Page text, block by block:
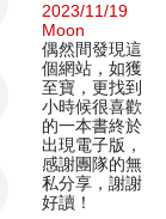
2023/11/19
Moon
偶然間發現這
個網站，如獲
至寶，更找到
小時候很喜歡
的一本書終於
出現電子版，
感謝團隊的無
私分享，謝謝
好讀！